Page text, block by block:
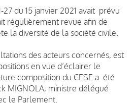
27 du 15 janvier 2021 avait prévu
régulièrement revue afin de
la diversité de la société civile.
des acteurs concernés, est
en vue d’éclairer le
composition du CESE a été
MIGNOLA, ministre délégué
le Parlement.